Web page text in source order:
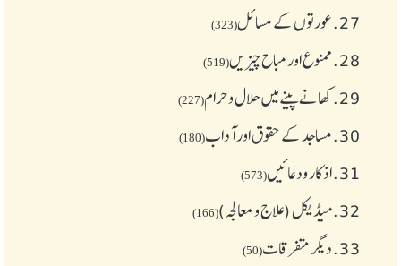
27. عورتوں کے مسائل(323)
28. ممنوع اور مباح چیز یں(519)
29. کھانے پینے میں حلال و حرام(227)
30. مساجد کے حقوق اور آداب(180)
31. اذکار ودعائیں(573)
32. میڈیکل (علاج و معالجہ)(166)
33. دیگر متفرقات(50)